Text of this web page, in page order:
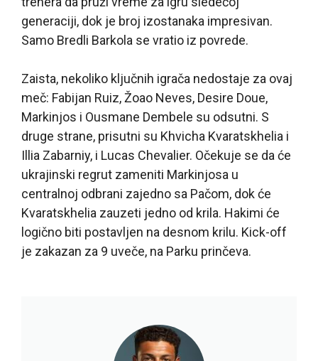
generaciji, dok je broj izostanaka impresivan.
Samo Bredli Barkola se vratio iz povrede.
Zaista, nekoliko ključnih igrača nedostaje za ovaj
meč: Fabijan Ruiz, Žoao Neves, Desire Doue,
Markinjos i Ousmane Dembele su odsutni. S
druge strane, prisutni su Khvicha Kvaratskhelia i
Illia Zabarniy, i Lucas Chevalier. Očekuje se da će
ukrajinski regrut zameniti Markinjosa u
centralnoj odbrani zajedno sa Pačom, dok će
Kvaratskhelia zauzeti jedno od krila. Hakimi će
logično biti postavljen na desnom krilu. Kick-off
je zakazan za 9 uveče, na Parku prinčeva.